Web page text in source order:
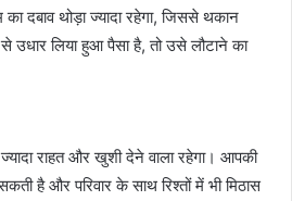
दबाव थोड़ा ज्यादा रहेगा, जिससे थकान
उधार लिया हुआ पैसा है, तो उसे लौटाने का
राहत और खुशी देने वाला रहेगा। आपकी
है और परिवार के साथ रिश्तों में भी मिठास